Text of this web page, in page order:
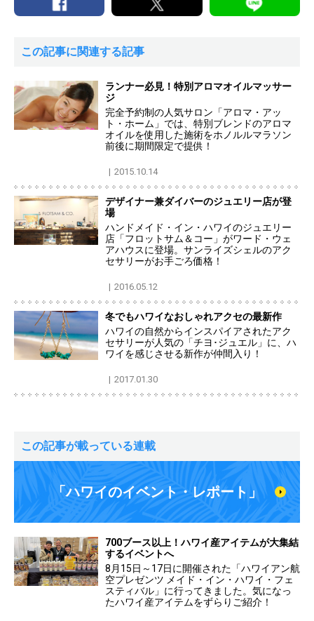
この記事に関連する記事
ランナー必見！特別アロマオイルマッサー
ジ
完全予約制の人気サロン「アロマ・アッ
ト・ホーム」では、特別ブレンドのアロマ
オイルを使用した施術をホノルルマラソン
前後に期間限定で提供！
2015.10.14
デザイナー兼ダイバーのジュエリー店が登
場
ハンドメイド・イン・ハワイのジュエリー
店「フロットサム＆コー」がワード・ウェ
アハウスに登場。サンライズシェルのアク
セサリーがお手ごろ価格！
2016.05.12
冬でもハワイなおしゃれアクセの最新作
ハワイの自然からインスパイアされたアク
セサリーが人気の「チヨ･ジュエル」に、ハ
ワイを感じさせる新作が仲間入り！
2017.01.30
この記事が載っている連載
「ハワイのイベント・レポート」
700ブース以上！ハワイ産アイテムが大集結
するイベントへ
8月15日～17日に開催された「ハワイアン航
空プレゼンツ メイド・イン・ハワイ・フェ
スティバル」に行ってきました。気になっ
たハワイ産アイテムをずらりご紹介！